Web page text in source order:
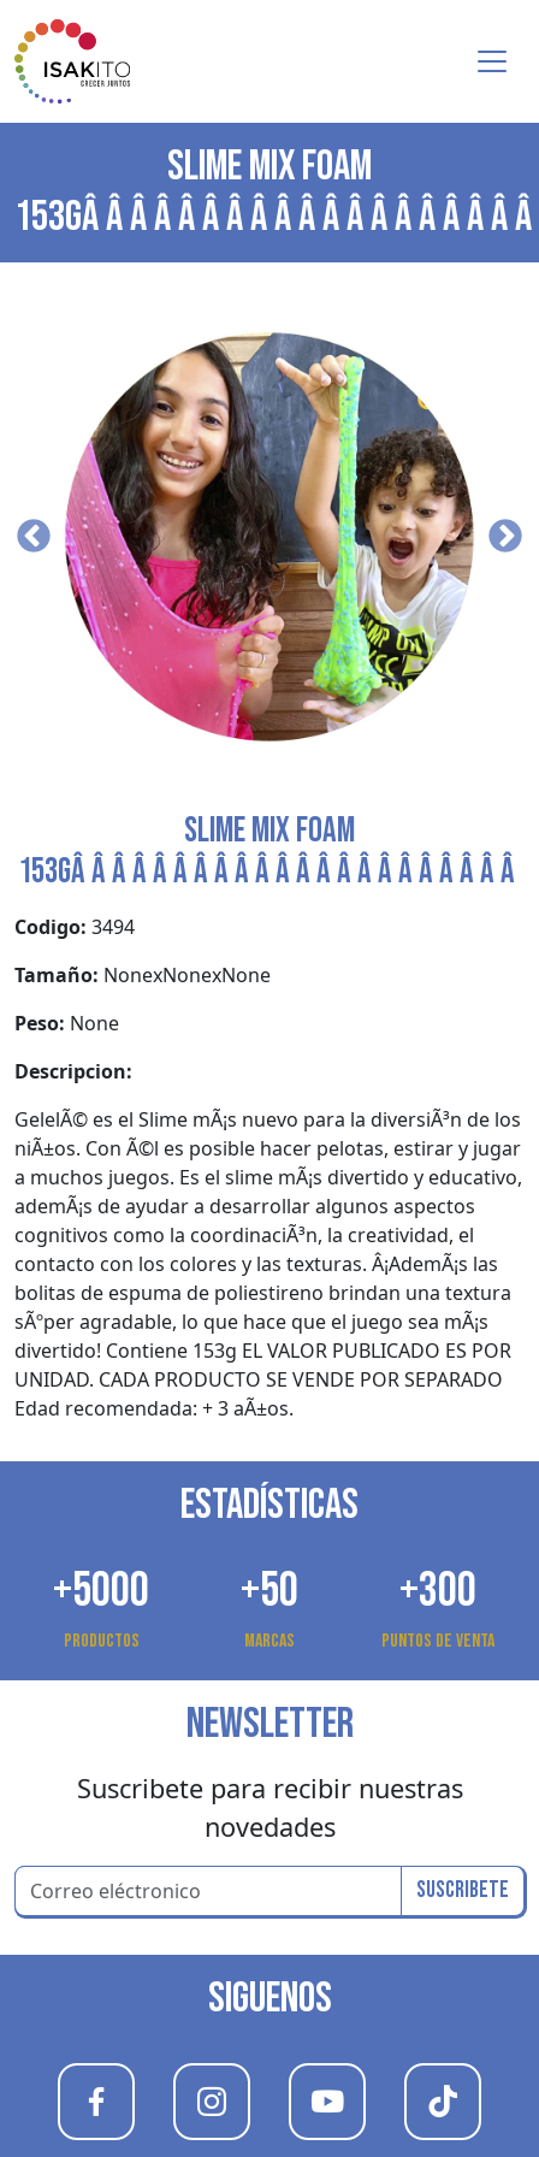
SLIME MIX FOAM
153GÂ Â Â Â Â Â Â Â Â Â Â Â Â Â Â Â Â Â
SLIME MIX FOAM
153GÂ Â Â Â Â Â Â Â Â Â Â Â Â Â Â Â Â Â Â Â Â Â
Codigo: 3494
Tamaño: NonexNonexNone
Peso: None
Descripcion:
GelelÃ© es el Slime mÃ¡s nuevo para la diversiÃ³n de los
niÃ±os. Con Ã©l es posible hacer pelotas, estirar y jugar
a muchos juegos. Es el slime mÃ¡s divertido y educativo,
ademÃ¡s de ayudar a desarrollar algunos aspectos
cognitivos como la coordinaciÃ³n, la creatividad, el
contacto con los colores y las texturas. Â¡AdemÃ¡s las
bolitas de espuma de poliestireno brindan una textura
sÃºper agradable, lo que hace que el juego sea mÃ¡s
divertido! Contiene 153g EL VALOR PUBLICADO ES POR
UNIDAD. CADA PRODUCTO SE VENDE POR SEPARADO
Edad recomendada: + 3 aÃ±os.
ESTADÍSTICAS
+5000
Productos
+50
Marcas
+300
Puntos de venta
NEWSLETTER
Suscribete para recibir nuestras
novedades
Suscribete
SIGUENOS